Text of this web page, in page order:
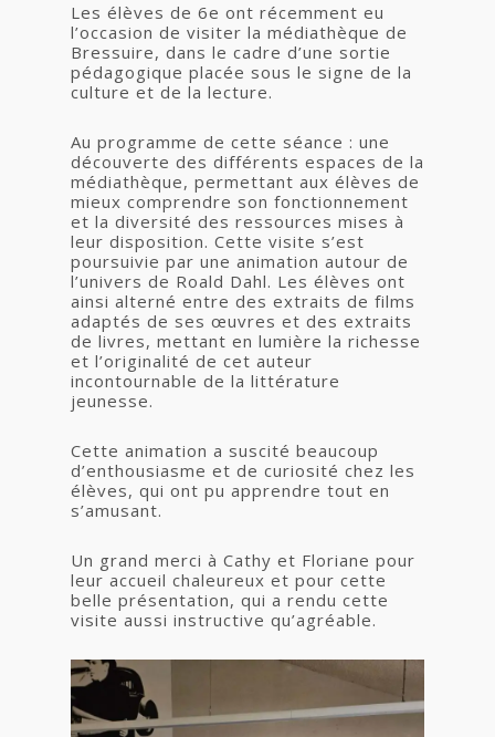
Les élèves de 6e ont récemment eu
l’occasion de visiter la médiathèque de
Bressuire, dans le cadre d’une sortie
pédagogique placée sous le signe de la
culture et de la lecture.
Au programme de cette séance : une
découverte des différents espaces de la
médiathèque, permettant aux élèves de
mieux comprendre son fonctionnement
et la diversité des ressources mises à
leur disposition. Cette visite s’est
poursuivie par une animation autour de
l’univers de Roald Dahl. Les élèves ont
ainsi alterné entre des extraits de films
adaptés de ses œuvres et des extraits
de livres, mettant en lumière la richesse
et l’originalité de cet auteur
incontournable de la littérature
jeunesse.
Cette animation a suscité beaucoup
d’enthousiasme et de curiosité chez les
élèves, qui ont pu apprendre tout en
s’amusant.
Un grand merci à Cathy et Floriane pour
leur accueil chaleureux et pour cette
belle présentation, qui a rendu cette
visite aussi instructive qu’agréable.